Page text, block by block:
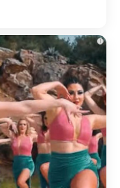
i